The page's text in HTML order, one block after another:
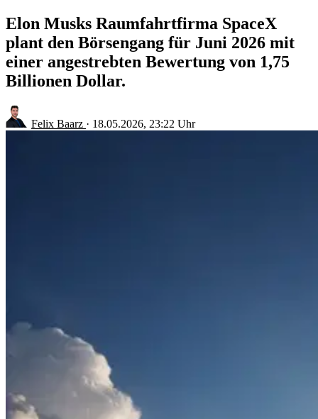
Elon Musks Raumfahrtfirma SpaceX
plant den Börsengang für Juni 2026 mit
einer angestrebten Bewertung von 1,75
Billionen Dollar.
Felix Baarz · 18.05.2026, 23:22 Uhr